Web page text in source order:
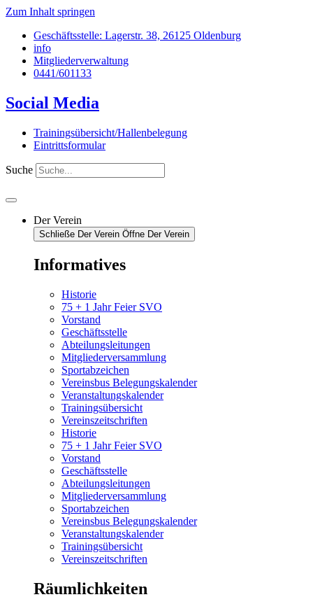
Zum Inhalt springen
Geschäftsstelle: Lagerstr. 38, 26125 Oldenburg
info
Mitgliederverwaltung
0441/601133
Social Media
Trainingsübersicht/Hallenbelegung
Eintrittsformular
Suche
Der Verein
Schließe Der Verein Öffne Der Verein
Informatives
Historie
75 + 1 Jahr Feier SVO
Vorstand
Geschäftsstelle
Abteilungsleitungen
Mitgliederversammlung
Sportabzeichen
Vereinsbus Belegungskalender
Veranstaltungskalender
Trainingsübersicht
Vereinszeitschriften
Historie
75 + 1 Jahr Feier SVO
Vorstand
Geschäftsstelle
Abteilungsleitungen
Mitgliederversammlung
Sportabzeichen
Vereinsbus Belegungskalender
Veranstaltungskalender
Trainingsübersicht
Vereinszeitschriften
Räumlichkeiten